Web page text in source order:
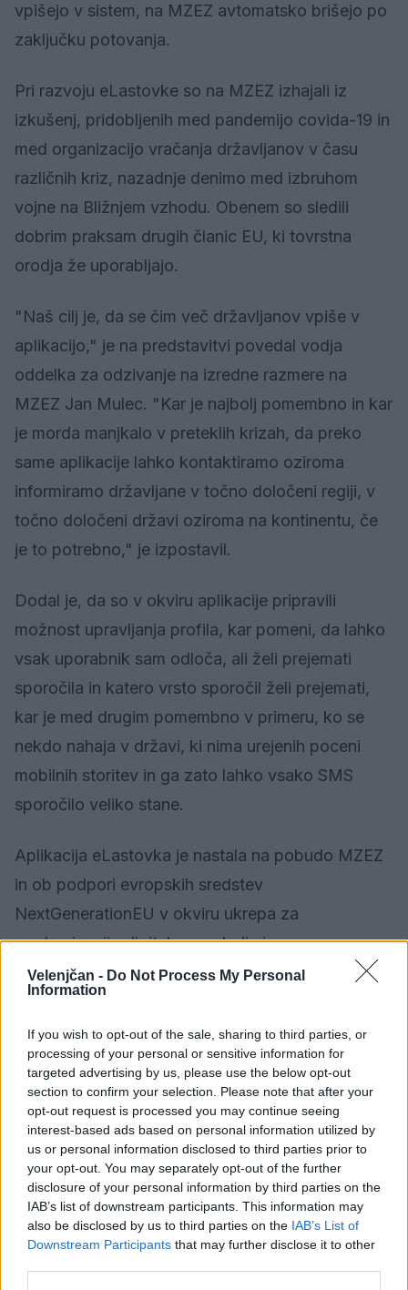
Velenjčan - Do Not Process My Personal
Information
If you wish to opt-out of the sale, sharing to third parties, or
processing of your personal or sensitive information for
targeted advertising by us, please use the below opt-out
section to confirm your selection. Please note that after your
opt-out request is processed you may continue seeing
interest-based ads based on personal information utilized by
us or personal information disclosed to third parties prior to
your opt-out. You may separately opt-out of the further
disclosure of your personal information by third parties on the
IAB’s list of downstream participants. This information may
also be disclosed by us to third parties on the IAB’s List of
Downstream Participants that may further disclose it to other
vpišejo v sistem, na MZEZ avtomatsko brišejo po
zaključku potovanja.
Pri razvoju eLastovke so na MZEZ izhajali iz
izkušenj, pridobljenih med pandemijo covida-19 in
med organizacijo vračanja državljanov v času
različnih kriz, nazadnje denimo med izbruhom
vojne na Bližnjem vzhodu. Obenem so sledili
dobrim praksam drugih članic EU, ki tovrstna
orodja že uporabljajo.
"Naš cilj je, da se čim več državljanov vpiše v
aplikacijo," je na predstavitvi povedal vodja
oddelka za odzivanje na izredne razmere na
MZEZ Jan Mulec. "Kar je najbolj pomembno in kar
je morda manjkalo v preteklih krizah, da preko
same aplikacije lahko kontaktiramo oziroma
informiramo državljane v točno določeni regiji, v
točno določeni državi oziroma na kontinentu, če
je to potrebno," je izpostavil.
Dodal je, da so v okviru aplikacije pripravili
možnost upravljanja profila, kar pomeni, da lahko
vsak uporabnik sam odloča, ali želi prejemati
sporočila in katero vrsto sporočil želi prejemati,
kar je med drugim pomembno v primeru, ko se
nekdo nahaja v državi, ki nima urejenih poceni
mobilnih storitev in ga zato lahko vsako SMS
sporočilo veliko stane.
Aplikacija eLastovka je nastala na pobudo MZEZ
in ob podpori evropskih sredstev
NextGenerationEU v okviru ukrepa za
modernizacijo digitalnega okolja javne uprave v
načrtu za okrevanje in odpornost. Navodila za
njeno uporabo, ki ni zahtevna, saj želijo z njo
doseči tudi starejše, so dostopna na spletni strani
ministrstva.
Mobilna aplikacija je na voljo v Google Play, IOS
mobilnih trgovinah in v HUAWEI AppGallery.
Vir: STA